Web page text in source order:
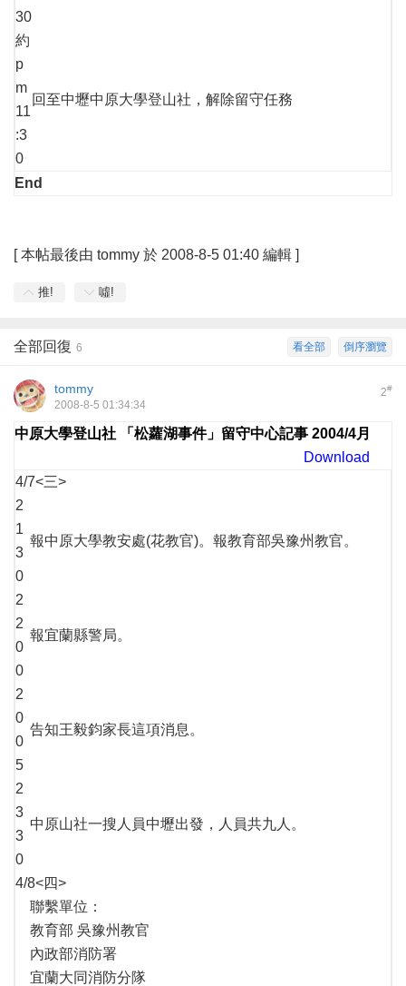
30
約
p
m
11
:3
0
回至中壢中原大學登山社，解除留守任務
End
[本帖最後由 tommy 於 2008-8-5 01:40 編輯 ]
推! 噓!
倒序瀏覽
看全部
全部回復 6
2#
tommy
2008-8-5 01:34:34
中原大學登山社 「松蘿湖事件」留守中心記事 2004/4月
Download
4/7<三>
2
1
3
0
報中原大學教安處(花教官)。報教育部吳豫州教官。
2
2
0
0
報宜蘭縣警局。
2
0
0
5
告知王毅鈞家長這項消息。
2
3
3
0
中原山社一搜人員中壢出發，人員共九人。
4/8<四>
聯繫單位：
教育部 吳豫州教官
內政部消防署
宜蘭大同消防分隊